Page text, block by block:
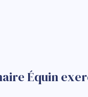
Équin